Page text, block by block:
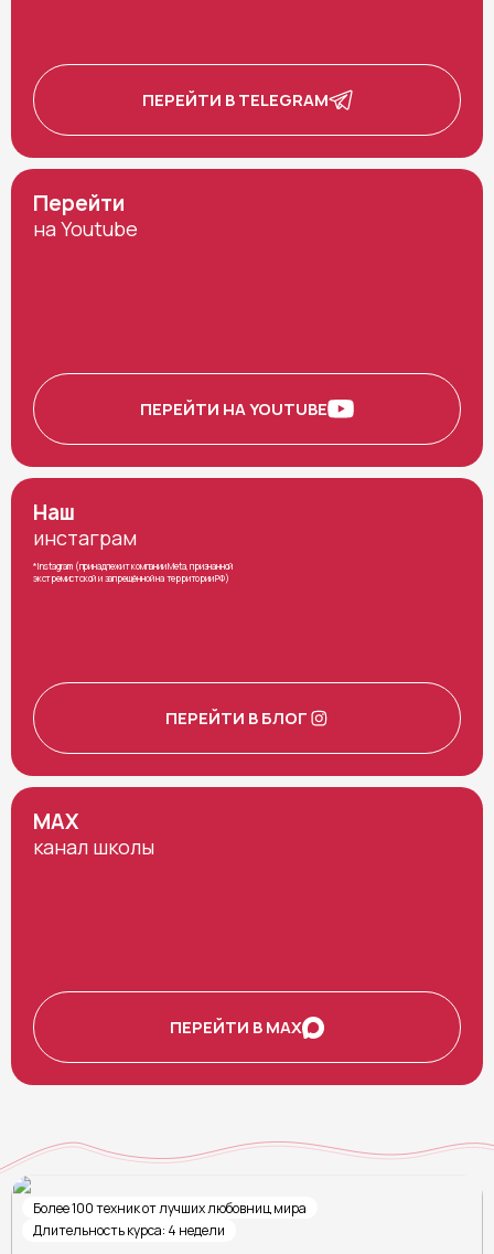
ПЕРЕЙТИ В TELEGRAM
Перейти
на Youtube
ПЕРЕЙТИ НА YOUTUBE
Наш
инстаграм
*Instagram (принадлежит компании Meta, признанной
экстремистской и запрещённой на территории РФ)
ПЕРЕЙТИ В БЛОГ
MAX
канал школы
ПЕРЕЙТИ В MAX
Более 100 техник от лучших любовниц мира
Длительность курса: 4 недели